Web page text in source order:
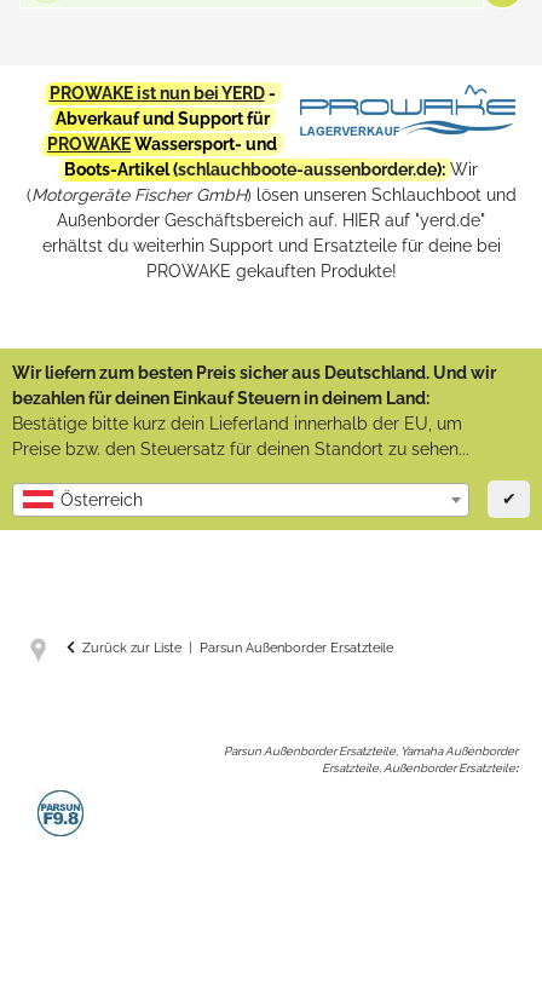
PROWAKE ist nun bei YERD-
Abverkauf und Support für
PROWAKEWassersport- und
Boots-Artikel (schlauchboote-aussenborder.de): Wir
(Motorgeräte Fischer GmbH) lösen unseren Schlauchboot und
Außenborder Geschäftsbereich auf. HIER auf "yerd.de"
erhältst du weiterhin Support und Ersatzteile für deine bei
PROWAKE gekauften Produkte!
Wir liefern zum besten Preis sicher aus Deutschland. Und wir
bezahlen für deinen Einkauf Steuern in deinem Land:
Bestätige bitte kurz dein Lieferland innerhalb der EU, um
Preise bzw. den Steuersatz für deinen Standort zu sehen...
Österreich ✔
Zurück zur Liste Parsun Außenborder Ersatzteile
Parsun Außenborder Ersatzteile, Yamaha Außenborder
Ersatzteile, Außenborder Ersatzteile: